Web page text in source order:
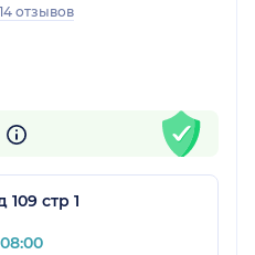
14 отзывов
стр 1